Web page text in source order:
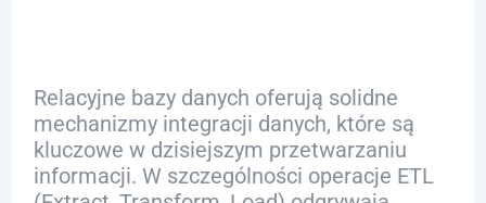
Relacyjne bazy danych oferują solidne
mechanizmy integracji danych, które są
kluczowe w dzisiejszym przetwarzaniu
informacji. W szczególności operacje ETL